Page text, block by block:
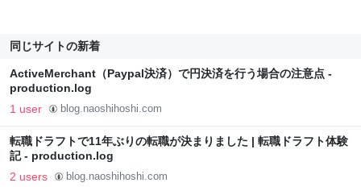
同じサイトの新着
ActiveMerchant（Paypal決済）で円決済を行う場合の注意点 -
production.log
1 user blog.naoshihoshi.com
転職ドラフトで11年ぶりの転職が決まりました | 転職ドラフト体験
記 - production.log
2 users blog.naoshihoshi.com